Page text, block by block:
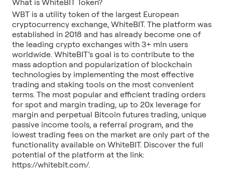
What is WhiteBIT Token?
WBT is a utility token of the largest European
cryptocurrency exchange, WhiteBIT. The platform was
established in 2018 and has already become one of
the leading crypto exchanges with 3+ mln users
worldwide. WhiteBIT’s goal is to contribute to the
mass adoption and popularization of blockchain
technologies by implementing the most effective
trading and staking tools on the most convenient
terms. The most popular and efficient trading orders
for spot and margin trading, up to 20x leverage for
margin and perpetual Bitcoin futures trading, unique
passive income tools, a referral program, and the
lowest trading fees on the market are only part of the
functionality available on WhiteBIT. Discover the full
potential of the platform at the link:
https://whitebit.com/.